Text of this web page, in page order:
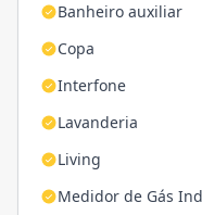
Banheiro auxiliar
Copa
Interfone
Lavanderia
Living
Medidor de Gás